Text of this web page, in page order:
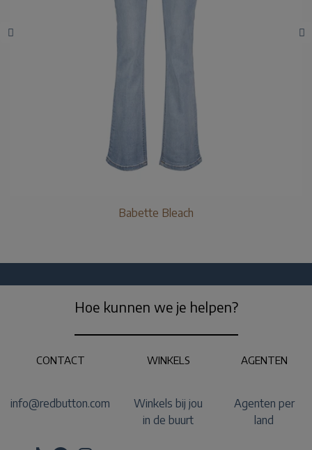
Babette Bleach
Hoe kunnen we je helpen?
CONTACT
info@redbutton.com
WINKELS
Winkels bij jou
in de buurt
AGENTEN
Agenten per
land